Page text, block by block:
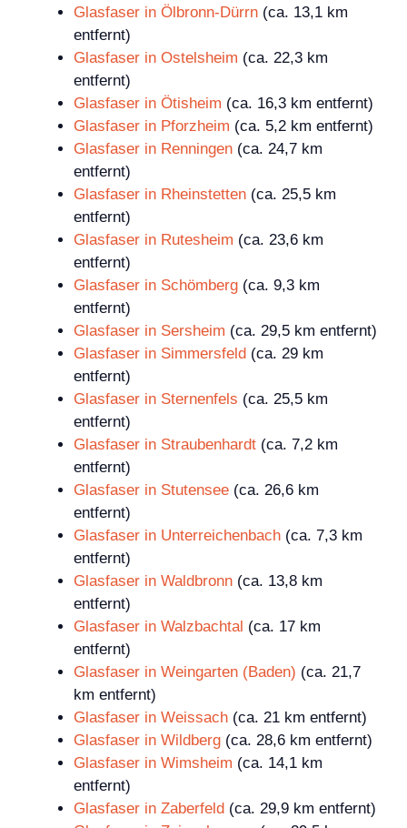
Glasfaser in Ölbronn-Dürrn (ca. 13,1 km
entfernt)
Glasfaser in Ostelsheim (ca. 22,3 km
entfernt)
Glasfaser in Ötisheim (ca. 16,3 km entfernt)
Glasfaser in Pforzheim (ca. 5,2 km entfernt)
Glasfaser in Renningen (ca. 24,7 km
entfernt)
Glasfaser in Rheinstetten (ca. 25,5 km
entfernt)
Glasfaser in Rutesheim (ca. 23,6 km
entfernt)
Glasfaser in Schömberg (ca. 9,3 km
entfernt)
Glasfaser in Sersheim (ca. 29,5 km entfernt)
Glasfaser in Simmersfeld (ca. 29 km
entfernt)
Glasfaser in Sternenfels (ca. 25,5 km
entfernt)
Glasfaser in Straubenhardt (ca. 7,2 km
entfernt)
Glasfaser in Stutensee (ca. 26,6 km
entfernt)
Glasfaser in Unterreichenbach (ca. 7,3 km
entfernt)
Glasfaser in Waldbronn (ca. 13,8 km
entfernt)
Glasfaser in Walzbachtal (ca. 17 km
entfernt)
Glasfaser in Weingarten (Baden) (ca. 21,7
km entfernt)
Glasfaser in Weissach (ca. 21 km entfernt)
Glasfaser in Wildberg (ca. 28,6 km entfernt)
Glasfaser in Wimsheim (ca. 14,1 km
entfernt)
Glasfaser in Zaberfeld (ca. 29,9 km entfernt)